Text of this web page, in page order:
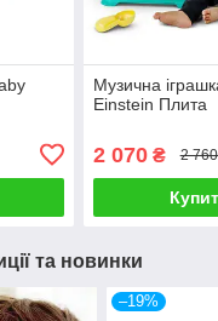
Музична
Einstein Плита
2 070₴ 2
та новинки
–19%